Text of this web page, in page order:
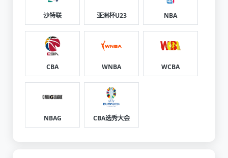
沙特联 亚洲杯U23 NBA
CBA WNBA WCBA
NBAG CBA选秀大会